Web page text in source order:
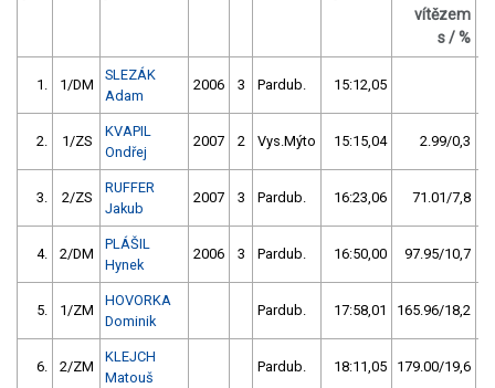
vítězem
s / %
1. 1/DM
SLEZÁK
Adam
2006 3 Pardub. 15:12,05
2. 1/ZS
KVAPIL
Ondřej
2007 2 Vys.Mýto 15:15,04 2.99/0,3
3. 2/ZS
RUFFER
Jakub
2007 3 Pardub. 16:23,06 71.01/7,8
4. 2/DM
PLÁŠIL
Hynek
2006 3 Pardub. 16:50,00 97.95/10,7
5. 1/ZM
HOVORKA
Dominik
Pardub. 17:58,01 165.96/18,2
6. 2/ZM
KLEJCH
Matouš
Pardub. 18:11,05 179.00/19,6